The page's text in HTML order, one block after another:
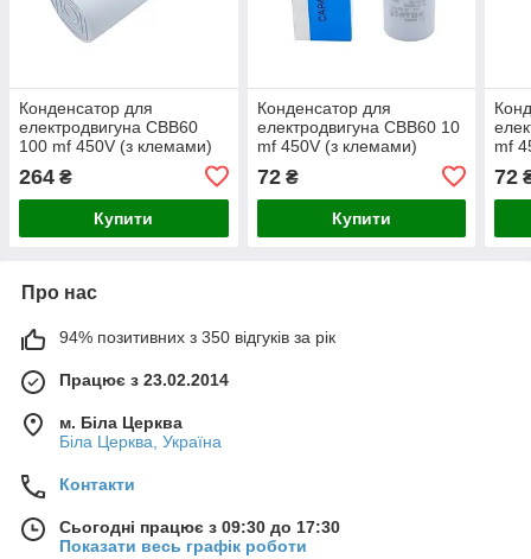
Конденсатор для
електродвигуна CBB60
100 mf 450V (з клемами)
264 ₴
Купити
Конденсатор для
електродвигуна CBB60 10
mf 450V (з клемами)
72₴
Купити
mf
72
Про нас
94% позитивних з 350 відгуків за рік
Працює з 23.02.2014
м. Біла Церква
Біла Церква, Україна
Контакти
Сьогодні працює з 09:30 до 17:30
Показати весь графік роботи